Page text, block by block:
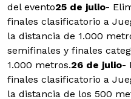
del evento25 de julio-
finales clasificatorio a
la distancia de 1.000
semifinales y finales
1.000 metros.26 de julio-
finales clasificatorio a
la distancia de los 500